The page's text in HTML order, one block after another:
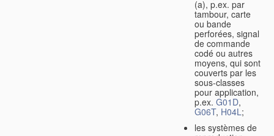
(a), p.ex. par
tambour, carte
ou bande
perforées, signal
de commande
codé ou autres
moyens, qui sont
couverts par les
sous-classes
pour application,
p.ex. G01D,
G06T, H04L;
les systèmes de